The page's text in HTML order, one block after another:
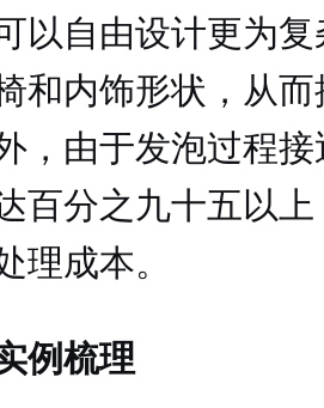
以自由设计更为
和内饰形状，从
，由于发泡过程
百分之九十五以
理成本。
例梳理